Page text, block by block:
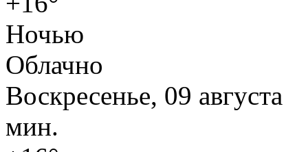
Ночью
Облачно
Воскресенье, 09 августа
мин.